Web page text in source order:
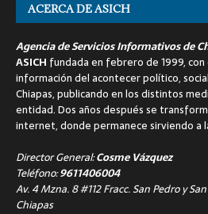
ACERCA DE ASICH
Agencia de Servicios Informativos de
ASICH fundada en febrero de 1999,
información del acontecer político,
Chiapas, publicando en los distintos
entidad. Dos años después se
internet, donde permanece sirviendo a
Director General:Cosme Vázquez
Teléfono:9611406004
Av. 4 Mzna. 8 #112 Fracc. San Pedro y
Chiapas